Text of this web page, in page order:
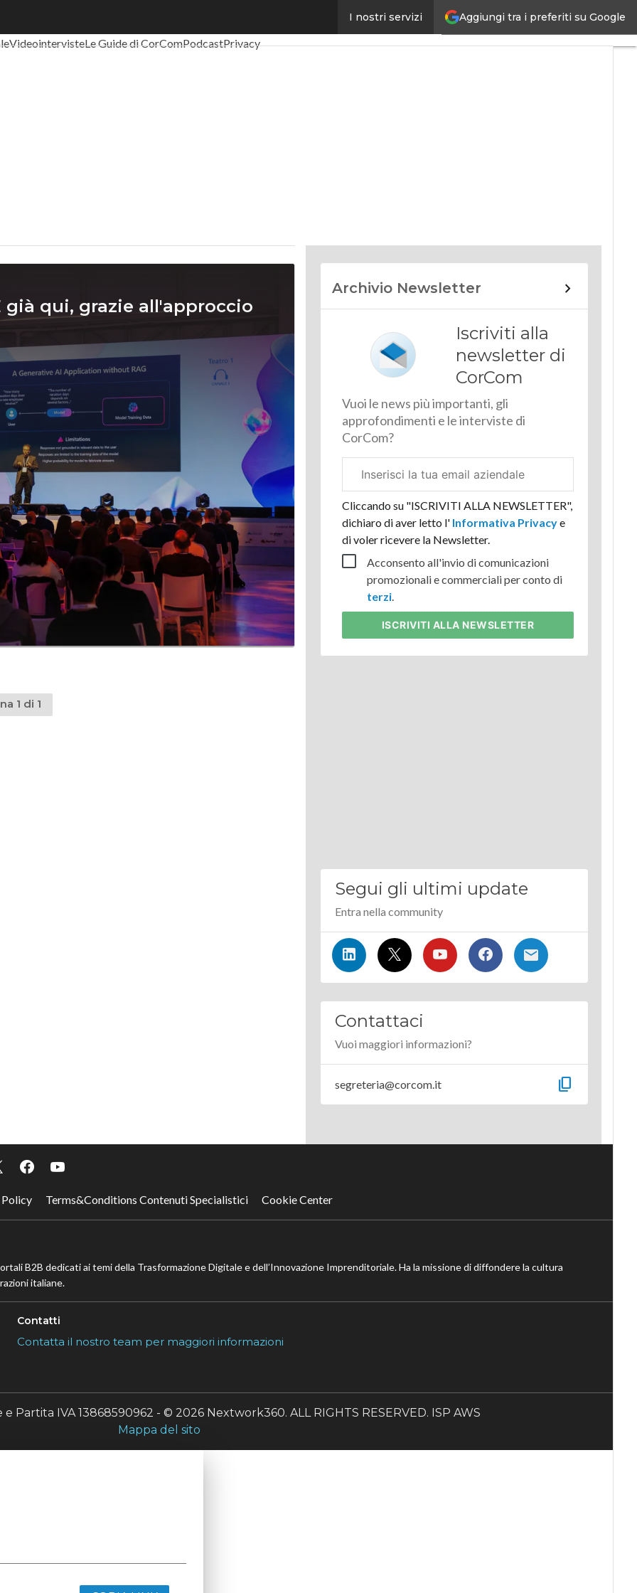
Aggiungi tra i preferiti su Google
I nostri servizi
VideointervisteLe Guide di CorComPodcastPrivacy
qui, grazie all'approccio
1 di 1
Archivio Newsletter
Iscriviti alla
newsletter di
CorCom
Vuoi le news più importanti, gli
approfondimenti e le interviste di
CorCom?
aziendale
Cliccando su "ISCRIVITI ALLA NEWSLETTER",
dichiaro di aver letto l'Informativa Privacye
di voler ricevere la Newsletter.
Acconsento all'invio di comunicazioni
promozionali e commerciali per conto di
terzi.
ISCRIVITI ALLA NEWSLETTER
Segui gli ultimi update
Entra nella community
Contattaci
Vuoi maggiori informazioni?
segreteria@corcom.it content_copy
Terms&Conditions Contenuti Specialistici Cookie Center
B2B dedicati ai temi della Trasformazione Digitale e dell’Innovazione Imprenditoriale. Ha la missione di diffondere la cultura
italiane.
Contatti
Contatta il nostro team per maggiori informazioni
Partita IVA 13868590962 - © 2026 Nextwork360. ALL RIGHTS RESERVED. ISP AWS
Mappa del sito